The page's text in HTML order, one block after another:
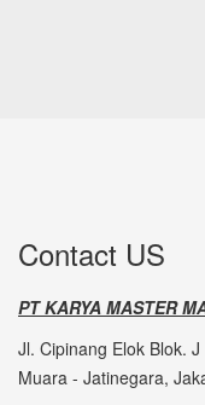
Contact US
PT KARYA MASTER
Jl. Cipinang Elok Blok.
Muara - Jatinegara,